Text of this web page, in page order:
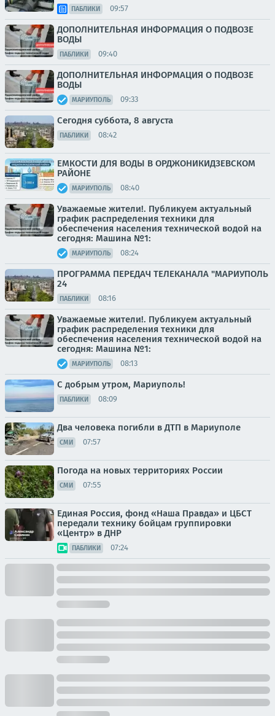
ПАБЛИКИ 09:57
ДОПОЛНИТЕЛЬНАЯ ИНФОРМАЦИЯ О ПОДВОЗЕ
ВОДЫ
ПАБЛИКИ 09:40
ДОПОЛНИТЕЛЬНАЯ ИНФОРМАЦИЯ О ПОДВОЗЕ
ВОДЫ
МАРИУПОЛЬ 09:33
Сегодня суббота, 8 августа
ПАБЛИКИ 08:42
ЕМКОСТИ ДЛЯ ВОДЫ В ОРДЖОНИКИДЗЕВСКОМ
РАЙОНЕ
МАРИУПОЛЬ 08:40
Уважаемые жители!. Публикуем актуальный
график распределения техники для
обеспечения населения технической водой на
сегодня: Машина №1:
МАРИУПОЛЬ 08:24
ПРОГРАММА ПЕРЕДАЧ ТЕЛЕКАНАЛА "МАРИУПОЛЬ
24
ПАБЛИКИ 08:16
Уважаемые жители!. Публикуем актуальный
график распределения техники для
обеспечения населения технической водой на
сегодня: Машина №1:
МАРИУПОЛЬ 08:13
С добрым утром, Мариуполь!
ПАБЛИКИ 08:09
Два человека погибли в ДТП в Мариуполе
СМИ 07:57
Погода на новых территориях России
СМИ 07:55
Единая Россия, фонд «Наша Правда» и ЦБСТ
передали технику бойцам группировки
«Центр» в ДНР
ПАБЛИКИ 07:24